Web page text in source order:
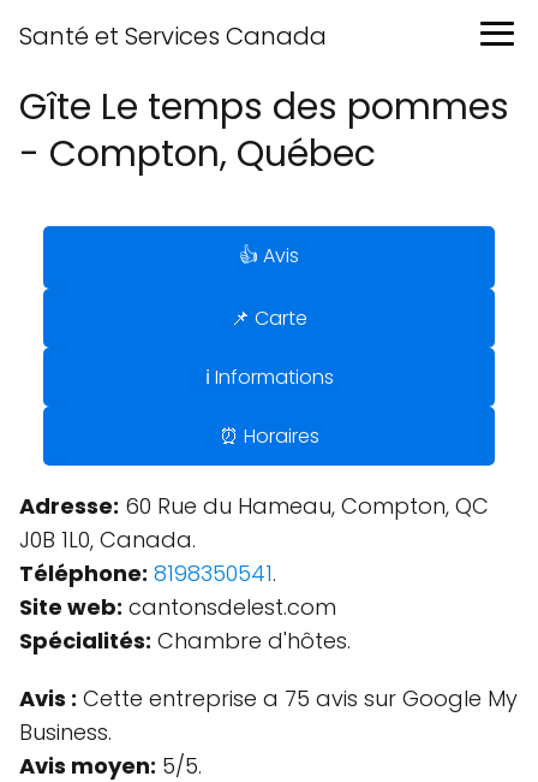
Santé et Services Canada
Gîte Le temps des pommes
- Compton, Québec
👍 Avis
📌 Carte
ℹ️ Informations
⏰ Horaires
Adresse: 60 Rue du Hameau, Compton, QC
J0B 1L0, Canada.
Téléphone: 8198350541.
Site web: cantonsdelest.com
Spécialités: Chambre d'hôtes.
Avis : Cette entreprise a 75 avis sur Google My
Business.
Avis moyen: 5/5.